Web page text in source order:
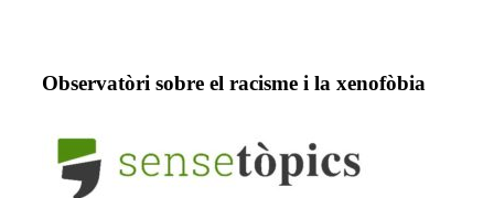
Observatòri sobre el racisme i la xenofòbia